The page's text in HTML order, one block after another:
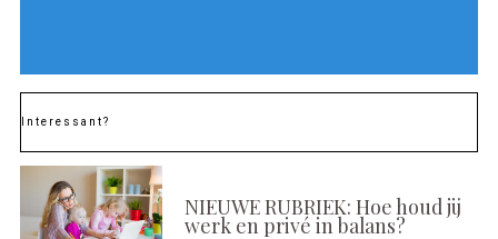
Interessant?
NIEUWE RUBRIEK: Hoe houd jij
werk en privé in balans?